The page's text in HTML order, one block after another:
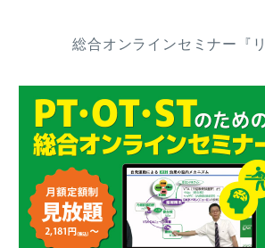
総合オンラインセミナー『